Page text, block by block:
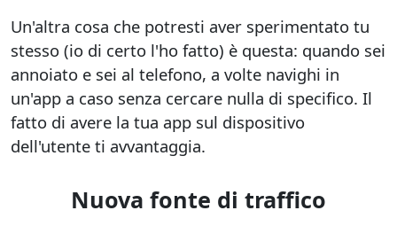
Un'altra cosa che potresti aver sperimentato tu
stesso (io di certo l'ho fatto) è questa: quando sei
annoiato e sei al telefono, a volte navighi in
un'app a caso senza cercare nulla di specifico. Il
fatto di avere la tua app sul dispositivo
dell'utente ti avvantaggia.
Nuova fonte di traffico